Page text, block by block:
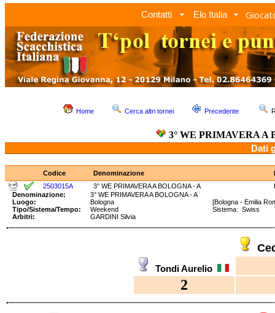
Contatti Elo Italia
Home Cerca altri tornei Precedente
3° WE PRIMAVERA A
Dati
Codice Denominazione
2503015A
3° WE PRIMAVERA A BOLOGNA - A
Denominazione:
3° WE PRIMAVERA A BOLOGNA - A
Luogo:
Bologna
[Bologna - Emilia
Tipo/Sistema/Tempo:
Weekend
Sistema: Swiss
Arbitri:
GARDINI Silvia
Tondi Aurelio
2